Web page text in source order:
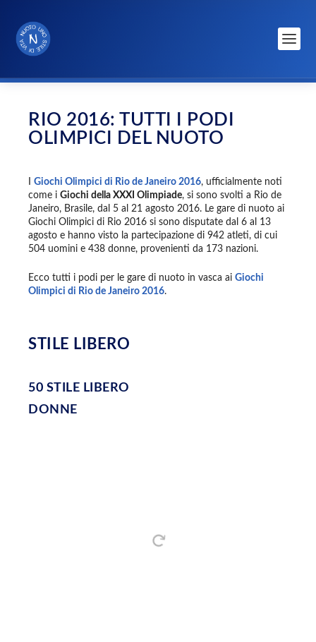
RIO 2016: TUTTI I PODI
OLIMPICI DEL NUOTO
Giochi Olimpici di Rio de Janeiro 2016, ufficialmente noti
come i Giochi della XXXI Olimpiade, si sono svolti a Rio de
Janeiro, Brasile, dal 5 al 21 agosto 2016. Le gare di nuoto ai
Giochi Olimpici di Rio 2016 si sono disputate dal 6 al 13
agosto e hanno visto la partecipazione di 942 atleti, di cui
504 uomini e 438 donne, provenienti da 173 nazioni.
Ecco tutti i podi per le gare di nuoto in vasca ai Giochi
Olimpici di Rio de Janeiro 2016.
STILE LIBERO
50 STILE LIBERO
DONNE